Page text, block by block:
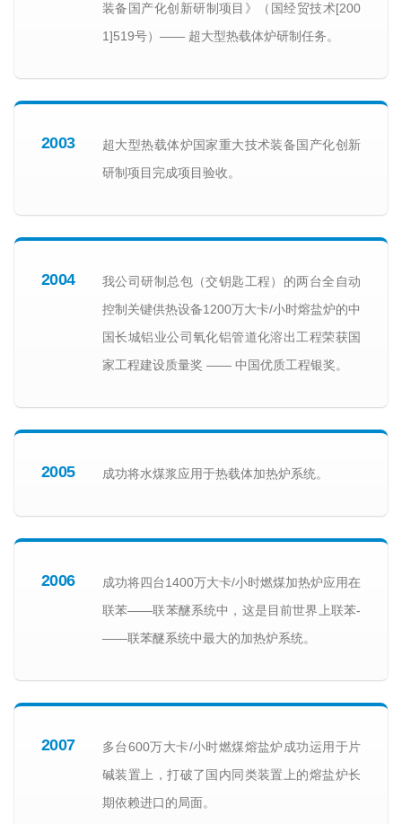
装备国产化创新研制项目》（国经贸技术[200
1]519号）—— 超大型热载体炉研制任务。
2003
超大型热载体炉国家重大技术装备国产化创新
研制项目完成项目验收。
2004
我公司研制总包（交钥匙工程）的两台全自动
控制关键供热设备1200万大卡/小时熔盐炉的中
国长城铝业公司氧化铝管道化溶出工程荣获国
家工程建设质量奖 —— 中国优质工程银奖。
2005 成功将水煤浆应用于热载体加热炉系统。
2006
成功将四台1400万大卡/小时燃煤加热炉应用在
联苯­­——联苯醚系统中，这是目前世界上联苯­­
——联苯醚系统中最大的加热炉系统。
2007
多台600万大卡/小时燃煤熔盐炉成功运用于片
碱装置上，打破了国内同类装置上的熔盐炉长
期依赖进口的局面。